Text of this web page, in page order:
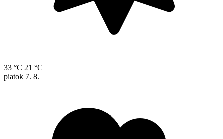
33 °C 21 °C
piatok 7. 8.